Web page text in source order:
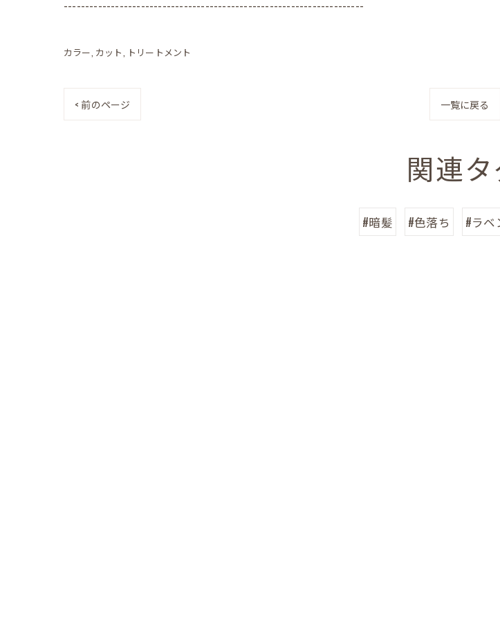
----------------------------------------------------------------------
カラー カット トリートメント
< 前のページ 一覧に戻る
関連
#暗髪 #色落ち #ラベ